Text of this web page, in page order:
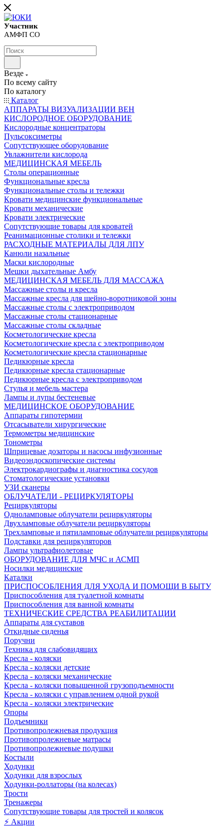
Участник
АМФП СО
Везде
По всему сайту
По каталогу
Каталог
АППАРАТЫ ВИЗУАЛИЗАЦИИ ВЕН
КИСЛОРОДНОЕ ОБОРУДОВАНИЕ
Кислородные концентраторы
Пульсоксиметры
Сопутствующее оборудование
Увлажнители кислорода
МЕДИЦИНСКАЯ МЕБЕЛЬ
Столы операционные
Функциональные кресла
Функциональные столы и тележки
Кровати медицинские функциональные
Кровати механические
Кровати электрические
Сопутствующие товары для кроватей
Реанимационные столики и тележки
РАСХОДНЫЕ МАТЕРИАЛЫ ДЛЯ ЛПУ
Канюли назальные
Маски кислородные
Мешки дыхательные Амбу
МЕДИЦИНСКАЯ МЕБЕЛЬ ДЛЯ МАССАЖА
Массажные столы и кресла
Массажные кресла для шейно-воротниковой зоны
Массажные столы с электроприводом
Массажные столы стационарные
Массажные столы складные
Косметологические кресла
Косметологические кресла с электроприводом
Косметологические кресла стационарные
Педикюрные кресла
Педикюрные кресла стационарные
Педикюрные кресла с электроприводом
Стулья и мебель мастера
Лампы и лупы бестеневые
МЕДИЦИНСКОЕ ОБОРУДОВАНИЕ
Аппараты гипотермии
Отсасыватели хирургические
Термометры медицинские
Тонометры
Шприцевые дозаторы и насосы инфузионные
Видеоэндоскопические системы
Электрокардиографы и диагностика сосудов
Стоматологические установки
УЗИ сканеры
ОБЛУЧАТЕЛИ - РЕЦИРКУЛЯТОРЫ
Рециркуляторы
Одноламповые облучатели рециркуляторы
Двухламповые облучатели рециркуляторы
Трехламповые и пятиламповые облучатели рециркуляторы
Подставки для рециркуляторов
Лампы ультрафиолетовые
ОБОРУДОВАНИЕ ДЛЯ МЧС и АСМП
Носилки медицинские
Каталки
ПРИСПОСОБЛЕНИЯ ДЛЯ УХОДА И ПОМОЩИ В БЫТУ
Приспособления для туалетной комнаты
Приспособления для ванной комнаты
ТЕХНИЧЕСКИЕ СРЕДСТВА РЕАБИЛИТАЦИИ
Аппараты для суставов
Откидные сиденья
Поручни
Техника для слабовидящих
Кресла - коляски
Кресла - коляски детские
Кресла - коляски механические
Кресла - коляски повышенной грузоподъемности
Кресла - коляски с управлением одной рукой
Кресла - коляски электрические
Опоры
Подъемники
Противопролежневая продукция
Противопролежневые матрасы
Противопролежневые подушки
Костыли
Ходунки
Ходунки для взрослых
Ходунки-роллаторы (на колесах)
Трости
Тренажеры
Сопутствующие товары для тростей и колясок
⚡ Акции